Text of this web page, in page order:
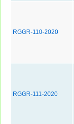
RGGR-110-2020
RGGR-111-2020